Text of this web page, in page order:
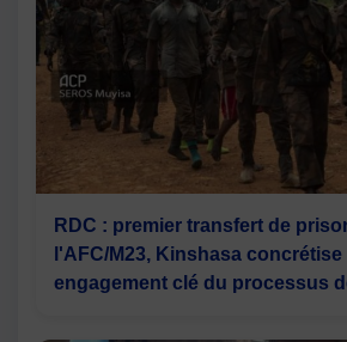
RDC : premier transfert de
l'AFC/M23, Kinshasa concrétise
engagement clé du processus